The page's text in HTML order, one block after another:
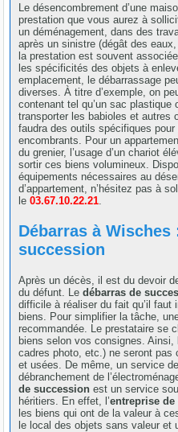
Le désencombrement d’une
prestation que vous aurez à
un déménagement, dans des
après un sinistre (dégât des
la prestation est souvent
les spécificités des objets à
emplacement, le débarrassage
diverses. À titre d’exemple, on
contenant tel qu’un sac
transporter les babioles et autres
faudra des outils spécifiques
encombrants. Pour un
du grenier, l’usage d’un chariot
sortir ces biens volumineux.
équipements nécessaires au
d’appartement, n’hésitez pas à
le03.67.10.22.21
Débarras à Wisches
succession
Après un décès, il est du devoir
du défunt. Ledébarras de
difficile à réaliser du fait qu’il faut
biens. Pour simplifier la tâche,
recommandée. Le prestataire se
biens selon vos consignes. Ainsi,
cadres photo, etc.) ne seront
et usées. De même, un service
débranchement de
de succession est un service
héritiers. En effet, l’entreprise de
les biens qui ont de la valeur à
le local des objets sans valeur et